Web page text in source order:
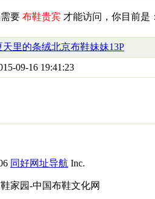
要 布鞋贵宾 才能访问，你目前是
天里的条绒北京布鞋妹妹13P
09-16 19:41:23
同好网址导航 Inc.
家园-中国布鞋文化网